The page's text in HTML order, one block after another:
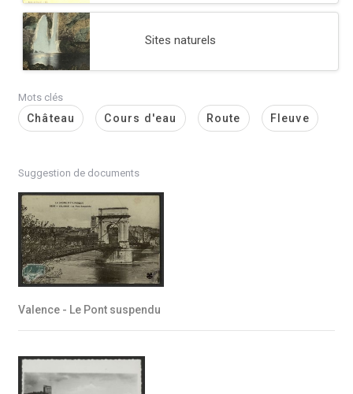
Sites naturels
Mots clés
Château Cours d'eau Route Fleuve
Suggestion de documents
Valence - Le Pont suspendu